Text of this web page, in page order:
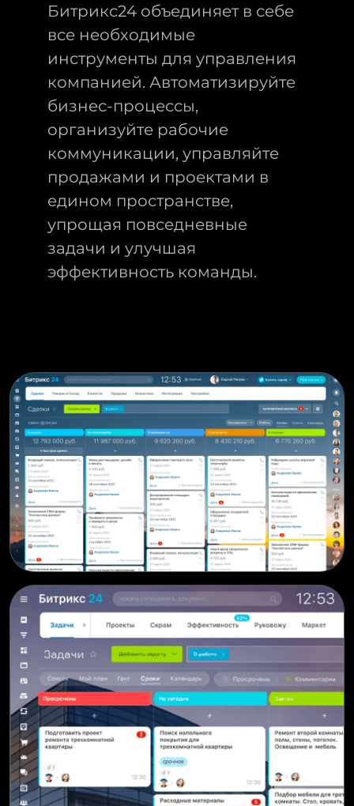
Битрикс24 объединяет в себе
все необходимые
инструменты для управления
компанией. Автоматизируйте
бизнес-процессы,
организуйте рабочие
коммуникации, управляйте
продажами и проектами в
едином пространстве,
упрощая повседневные
задачи и улучшая
эффективность команды.